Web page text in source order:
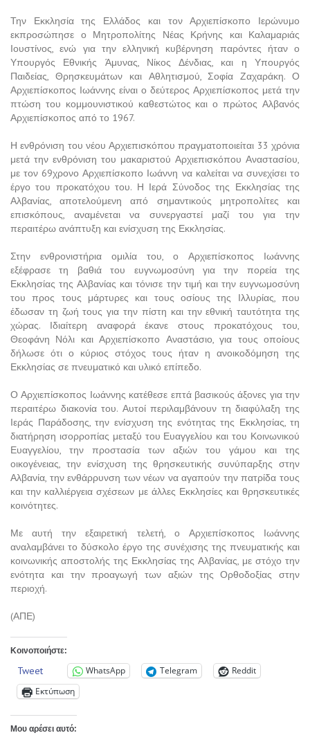
Την Εκκλησία της Ελλάδος και τον Αρχιεπίσκοπο Ιερώνυμο
εκπροσώπησε ο Μητροπολίτης Νέας Κρήνης και Καλαμαριάς
Ιουστίνος, ενώ για την ελληνική κυβέρνηση παρόντες ήταν ο
Υπουργός Εθνικής Άμυνας, Νίκος Δένδιας, και η Υπουργός
Παιδείας, Θρησκευμάτων και Αθλητισμού, Σοφία Ζαχαράκη. Ο
Αρχιεπίσκοπος Ιωάννης είναι ο δεύτερος Αρχιεπίσκοπος μετά την
πτώση του κομμουνιστικού καθεστώτος και ο πρώτος Αλβανός
Αρχιεπίσκοπος από το 1967.
Η ενθρόνιση του νέου Αρχιεπισκόπου πραγματοποιείται 33 χρόνια
μετά την ενθρόνιση του μακαριστού Αρχιεπισκόπου Αναστασίου,
με τον 69χρονο Αρχιεπίσκοπο Ιωάννη να καλείται να συνεχίσει το
έργο του προκατόχου του. Η Ιερά Σύνοδος της Εκκλησίας της
Αλβανίας, αποτελούμενη από σημαντικούς μητροπολίτες και
επισκόπους, αναμένεται να συνεργαστεί μαζί του για την
περαιτέρω ανάπτυξη και ενίσχυση της Εκκλησίας.
Στην ενθρονιστήρια ομιλία του, ο Αρχιεπίσκοπος Ιωάννης
εξέφρασε τη βαθιά του ευγνωμοσύνη για την πορεία της
Εκκλησίας της Αλβανίας και τόνισε την τιμή και την ευγνωμοσύνη
του προς τους μάρτυρες και τους οσίους της Ιλλυρίας, που
έδωσαν τη ζωή τους για την πίστη και την εθνική ταυτότητα της
χώρας. Ιδιαίτερη αναφορά έκανε στους προκατόχους του,
Θεοφάνη Νόλι και Αρχιεπίσκοπο Αναστάσιο, για τους οποίους
δήλωσε ότι ο κύριος στόχος τους ήταν η ανοικοδόμηση της
Εκκλησίας σε πνευματικό και υλικό επίπεδο.
Ο Αρχιεπίσκοπος Ιωάννης κατέθεσε επτά βασικούς άξονες για την
περαιτέρω διακονία του. Αυτοί περιλαμβάνουν τη διαφύλαξη της
Ιεράς Παράδοσης, την ενίσχυση της ενότητας της Εκκλησίας, τη
διατήρηση ισορροπίας μεταξύ του Ευαγγελίου και του Κοινωνικού
Ευαγγελίου, την προστασία των αξιών του γάμου και της
οικογένειας, την ενίσχυση της θρησκευτικής συνύπαρξης στην
Αλβανία, την ενθάρρυνση των νέων να αγαπούν την πατρίδα τους
και την καλλιέργεια σχέσεων με άλλες Εκκλησίες και θρησκευτικές
κοινότητες.
Με αυτή την εξαιρετική τελετή, ο Αρχιεπίσκοπος Ιωάννης
αναλαμβάνει το δύσκολο έργο της συνέχισης της πνευματικής και
κοινωνικής αποστολής της Εκκλησίας της Αλβανίας, με στόχο την
ενότητα και την προαγωγή των αξιών της Ορθοδοξίας στην
περιοχή.
(ΑΠΕ)
Κοινοποιήστε:
Tweet WhatsApp Telegram
Reddit
Εκτύπωση
Μου αρέσει αυτό: